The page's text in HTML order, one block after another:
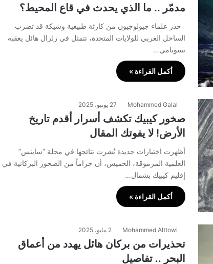
مدمّر .. ما الذي يحدث في قاع المحيط؟
حذر علماء جيولوجيون من كارثة طبيعية وشيكة قد تضرب
الساحل الغربي للولايات المتحدة، تتمثل في زلزال هائل يعقبه
تسونامي…
أكمل القراءة »
Mohammed Galal 27 يونيو، 2025
صخور كيبيك تكشف أسرار أقدم تاريخ
الأرض! لا يفوتك المقال
أظهرت اختبارات جديدة نُشرت نتائجها في مجلة “ساينس”
العلمية المرموقة، الخميس، أن حزاماً من الصخور البركانية في
إقليم كيبيك بشمال…
أكمل القراءة »
Mohammed Alttowi 2 مايو، 2025
تحذيرات من بركان هائل يهدد من أعماق
البحر .. تفاصيل